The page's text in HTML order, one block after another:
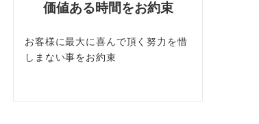
価値ある時間をお約束
お客様に最大に喜んで頂く努力を惜
しまない事をお約束